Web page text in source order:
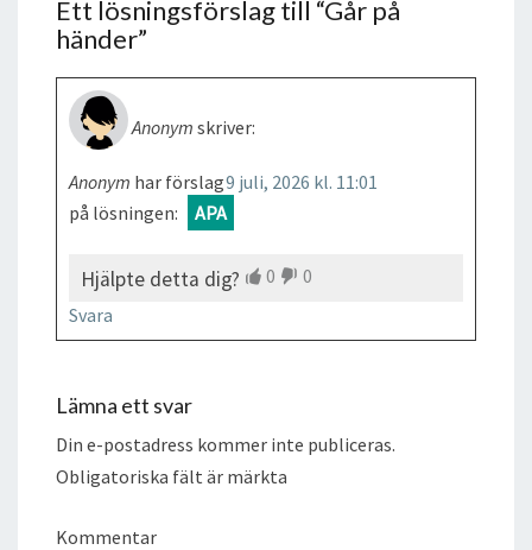
Ett lösningsförslag till “Går på
händer”
Anonym skriver:
9 juli, 2026 kl. 11:01
Anonym har förslag
på lösningen:
APA
Hjälpte detta dig? 0
0
Svara
Lämna ett svar
Din e-postadress kommer inte publiceras.
Obligatoriska fält är märkta
Kommentar